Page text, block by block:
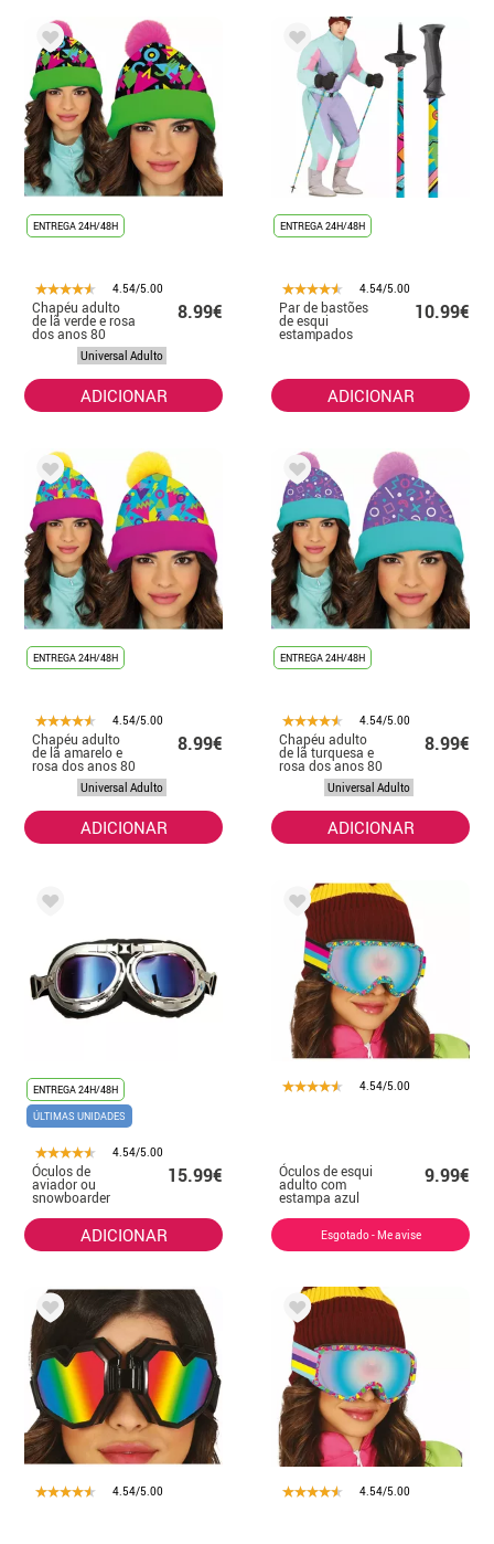
ENTREGA 24H/48H
4.54/5.00
Chapéu adulto
de lã verde e rosa
dos anos 80
8.99€
Universal Adulto
ADICIONAR
ENTREGA 24H/48H
4.54/5.00
Par de bastões
de esqui
estampados
10.99€
ADICIONAR
ENTREGA 24H/48H
4.54/5.00
Chapéu adulto
de lã amarelo e
rosa dos anos 80
8.99€
Universal Adulto
ADICIONAR
ENTREGA 24H/48H
4.54/5.00
Chapéu adulto
de lã turquesa e
rosa dos anos 80
8.99€
Universal Adulto
ADICIONAR
ENTREGA 24H/48H
ÚLTIMAS UNIDADES
4.54/5.00
Óculos de
aviador ou
snowboarder
15.99€
ADICIONAR
4.54/5.00
Óculos de esqui
adulto com
estampa azul
9.99€
Esgotado - Me avise
4.54/5.00 4.54/5.00